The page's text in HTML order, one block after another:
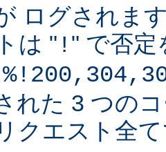
ログされま
は " ! " で否定
れた 3 つの
リクエスト全